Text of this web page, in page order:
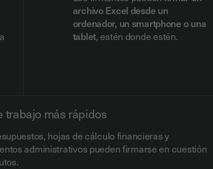
archivo Excel desde un
ordenador, un smartphone o una
tablet, estén donde estén.
trabajo más rápidos
hojas de cálculo financieras y
administrativos pueden firmarse en cuestión